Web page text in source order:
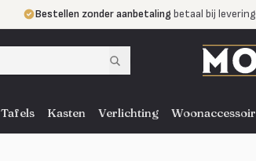
Bestellen zonder aanbetaling betaal bij levering
Eigen bezorgdienst door heel NL, BE en DE
Tafels Kasten Verlichting